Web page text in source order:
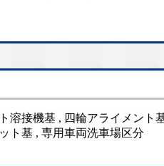
溶接機基 , 四輪アライメント
ト基 , 専用車両洗車場区分